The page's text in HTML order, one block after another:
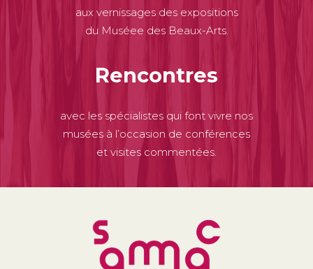
aux vernissages des expositions
du Muséee des Beaux-Arts.
Rencontres
avec les spécialistes qui font vivre nos
musées à l’occasion de conférences
et visites commentées.